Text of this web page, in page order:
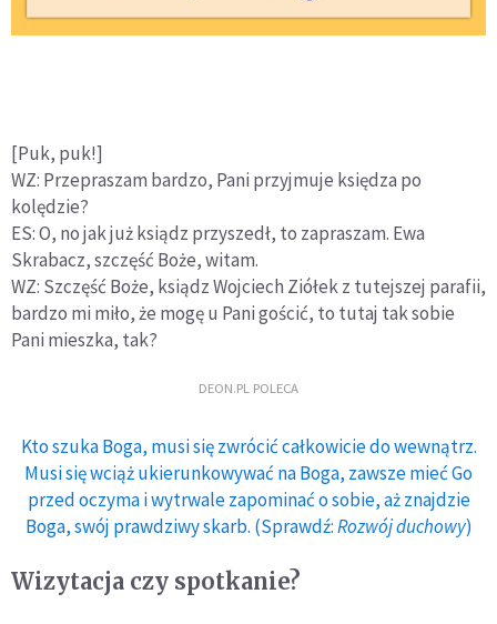
[Puk, puk!]
WZ: Przepraszam bardzo, Pani przyjmuje księdza po
kolędzie?
ES: O, no jak już ksiądz przyszedł, to zapraszam. Ewa
Skrabacz, szczęść Boże, witam.
WZ: Szczęść Boże, ksiądz Wojciech Ziółek z tutejszej parafii,
bardzo mi miło, że mogę u Pani gościć, to tutaj tak sobie
Pani mieszka, tak?
DEON.PL POLECA
Kto szuka Boga, musi się zwrócić całkowicie do wewnątrz.
Musi się wciąż ukierunkowywać na Boga, zawsze mieć Go
przed oczyma i wytrwale zapominać o sobie, aż znajdzie
Boga, swój prawdziwy skarb. (Sprawdź:Rozwój duchowy)
Wizytacja czy spotkanie?